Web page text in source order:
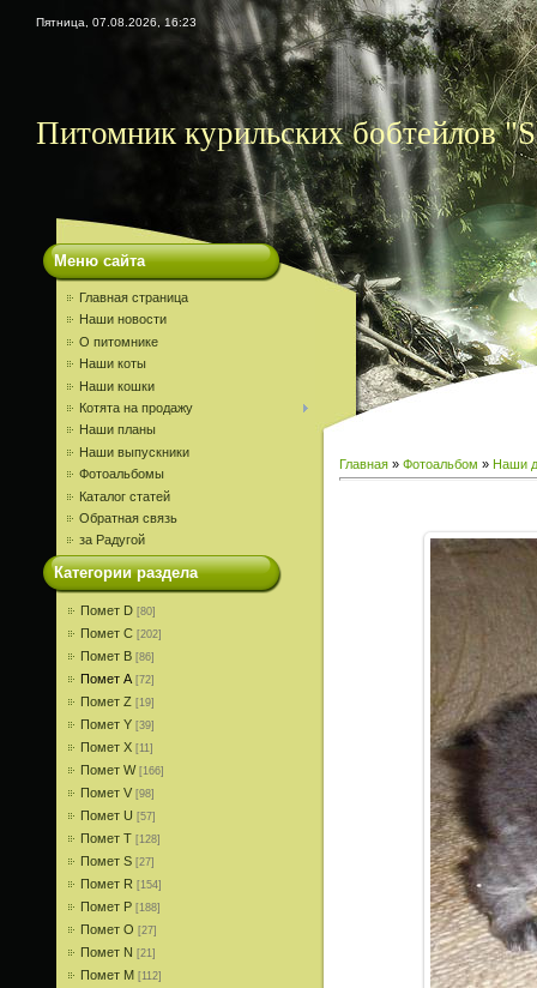
Пятница, 07.08.2026, 16:23
Питомник курильских бобтейлов
Меню сайта
Главная страница
Наши новости
О питомнике
Наши коты
Наши кошки
Котята на продажу
Наши планы
Наши выпускники
Фотоальбомы
Каталог статей
Обратная связь
за Радугой
Категории раздела
Помет D [80]
Помет С [202]
Помет В [86]
Помет A [72]
Помет Z [19]
Помет Y [39]
Помет X [11]
Помет W [166]
Помет V [98]
Помет U [57]
Помет T [128]
Помет S [27]
Помет R [154]
Помет P [188]
Помет О [27]
Помет N [21]
Помет M [112]
Главная » Фотоальбом » Наши